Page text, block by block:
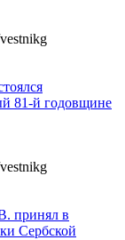
81-й годовщине
принял в
Сербской